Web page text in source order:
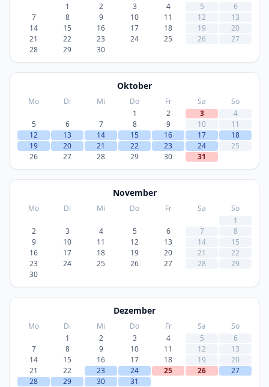
1
2 3 4 5
6
7
8 9 10 11 12
13
14
15 16 17 18 19
20
21
22 23 24 25 26
27
28
29 30
Oktober
Mo Di Mi Do Fr Sa
So
1
2 3
4
5
6 7 8 9 10
11
12
13 14 15 16 17
18
19
20 21 22 23 24
25
26
27 28 29 30 31
November
Mo Di Mi Do Fr Sa
So
1
2
3 4 5 6 7
8
9
10 11 12 13 14
15
16
17 18 19 20 21
22
23
24 25 26 27 28
29
30
Dezember
Mo Di Mi Do Fr Sa
So
1
2 3 4 5
6
7
8 9 10 11 12
13
14
15 16 17 18 19
20
21
22 23 24 25 26
27
28
29 30 31